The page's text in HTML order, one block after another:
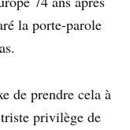
la porte-parole
de prendre cela à
privilège de